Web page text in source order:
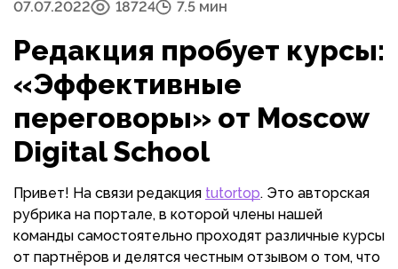
07.07.2022 18724 7.5 мин
Редакция пробует курсы:
«Эффективные
переговоры» от Moscow
Digital School
Привет! На связи редакция tutortop. Это авторская
рубрика на портале, в которой члены нашей
команды самостоятельно проходят различные курсы
от партнёров и делятся честным отзывом о том, что